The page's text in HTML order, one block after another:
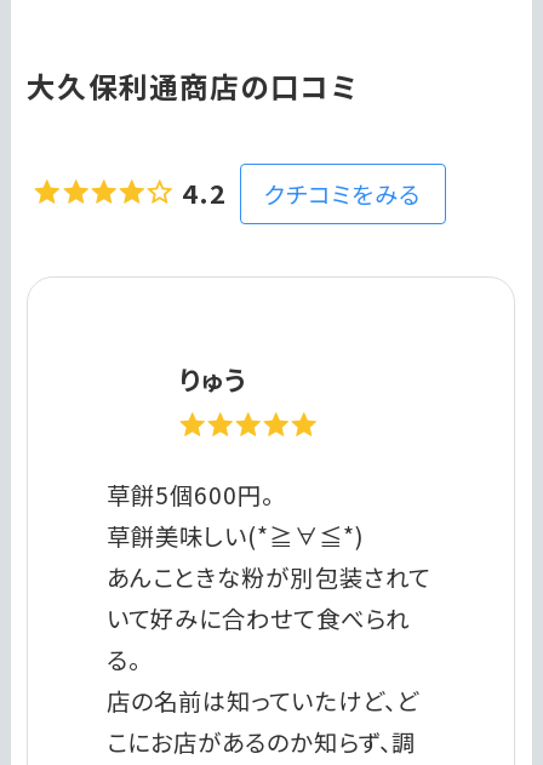
大久保利通商店の口コミ
4.2 クチコミをみる
りゅう
草餅5個600円。
草餅美味しい(*≧∀≦*)
あんこときな粉が別包装されて
いて好みに合わせて食べられ
る。
店の名前は知っていたけど、ど
こにお店があるのか知らず、調